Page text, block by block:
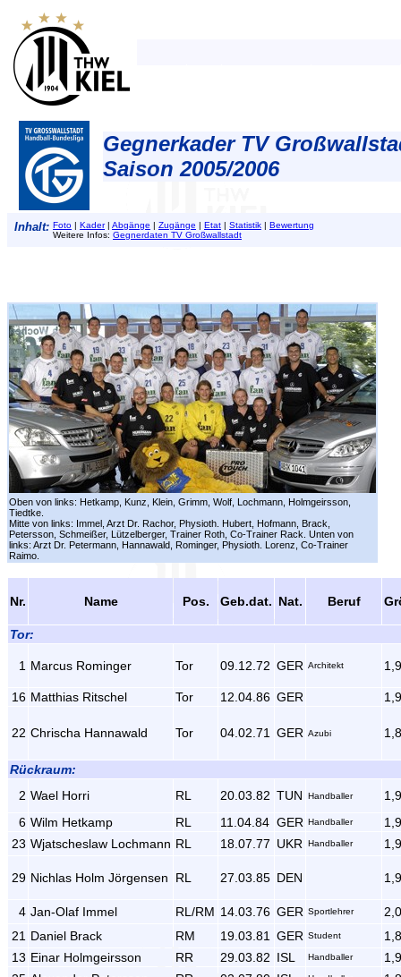
Gegnerkader TV
Saison 2005/2006
Inhalt: Foto | Kader| Abgänge | Zugänge | Etat | Statistik | Bewertung
Weitere Infos: Gegnerdaten TV Großwallstadt
Oben von links: Hetkamp, Kunz, Klein, Grimm, Wolf, Lochmann, Holmgeirsson,
Tiedtke.
Mitte von links: Immel, Arzt Dr. Rachor, Physioth. Hubert, Hofmann, Brack,
Petersson, Schmeißer, Lützelberger, Trainer Roth, Co-Trainer Rack. Unten von
links: Arzt Dr. Petermann, Hannawald, Rominger, Physioth. Lorenz, Co-Trainer
Raimo.
Nr. Name Pos. Geb.dat. Nat. Beruf
Tor:
1 Marcus Rominger Tor 09.12.72 GER Architekt
16 Matthias Ritschel Tor 12.04.86 GER
22 Chrischa Hannawald Tor 04.02.71 GER Azubi
Rückraum:
2 Wael Horri RL 20.03.82 TUN Handballer
6 Wilm Hetkamp RL 11.04.84 GER Handballer
23 Wjatscheslaw Lochmann RL 18.07.77 UKR Handballer
29 Nichlas Holm Jörgensen RL 27.03.85 DEN
4 Jan-Olaf Immel RL/RM 14.03.76 GER Sportlehrer
21 Daniel Brack RM 19.03.81 GER Student
13 Einar Holmgeirsson RR 29.03.82 ISL Handballer